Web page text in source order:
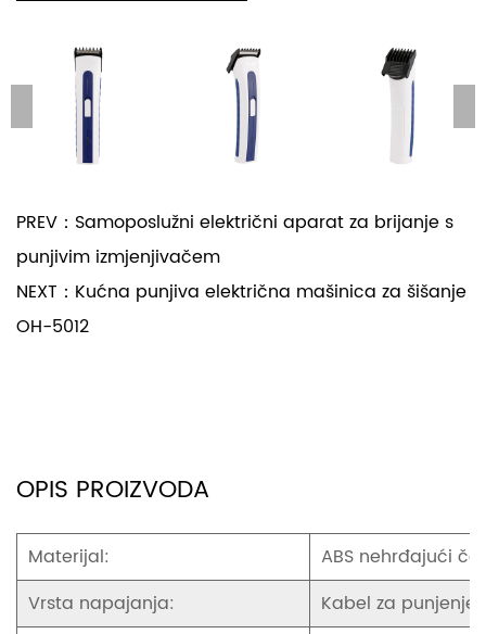
PREV：Samoposlužni električni aparat za brijanje s
punjivim izmjenjivačem
NEXT：Kućna punjiva električna mašinica za šišanje
OH-5012
OPIS PROIZVODA
Materijal:
ABS nehrđajući
Vrsta napajanja:
Kabel za punjenje